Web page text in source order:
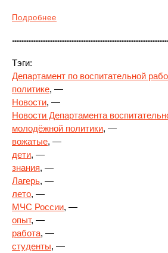
Подробнее
Тэги:
Департамент по воспитательной
политике, —
Новости, —
Новости Департамента
молодёжной политики, —
вожатые, —
дети, —
знания, —
Лагерь, —
лето, —
МЧС России, —
опыт, —
работа, —
студенты, —